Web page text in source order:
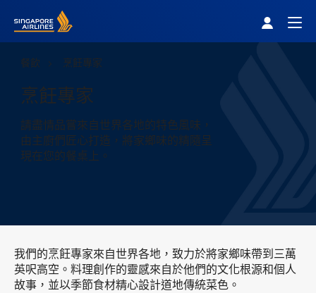
餐飲 烹飪專家
烹飪專家
請盡情品嘗來自世界各地的特色風味，
由主廚們匠心打造，將家鄉味的精隨呈
現在您的餐桌上。
我們的烹飪專家來自世界各地，致力於將家鄉味帶到三萬
英呎高空。料理創作的靈感來自於他們的文化根源和個人
故事，並以季節食材精心設計道地傳統菜色。